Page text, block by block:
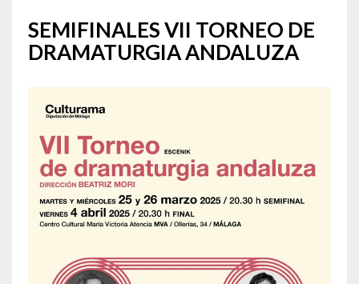
SEMIFINALES VII TORNEO DE
DRAMATURGIA ANDALUZA